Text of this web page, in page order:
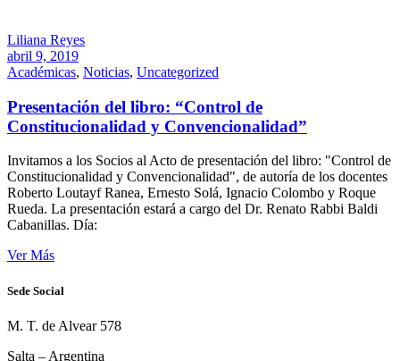
Liliana Reyes
abril 9, 2019
Académicas, Noticias, Uncategorized
Presentación del libro: “Control de
Constitucionalidad y Convencionalidad”
Invitamos a los Socios al Acto de presentación del libro: "Control de
Constitucionalidad y Convencionalidad", de autoría de los docentes
Roberto Loutayf Ranea, Ernesto Solá, Ignacio Colombo y Roque
Rueda. La presentación estará a cargo del Dr. Renato Rabbi Baldi
Cabanillas. Día:
Ver Más
Sede Social
M. T. de Alvear 578
Salta – Argentina